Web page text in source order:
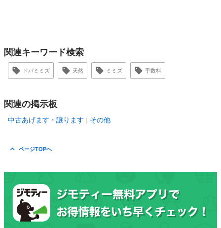
関連キーワード検索
ドバミミズ 天然 ミミズ 手数料
関連の掲示板
中古あげます・譲ります その他
ページTOPへ